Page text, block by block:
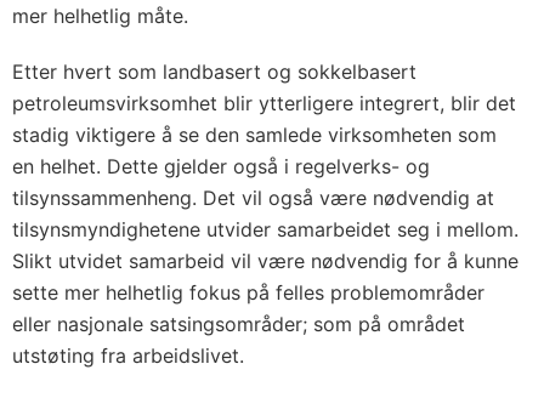
mer helhetlig måte.
Etter hvert som landbasert og sokkelbasert
petroleumsvirksomhet blir ytterligere integrert, blir det
stadig viktigere å se den samlede virksomheten som
en helhet. Dette gjelder også i regelverks- og
tilsynssammenheng. Det vil også være nødvendig at
tilsynsmyndighetene utvider samarbeidet seg i mellom.
Slikt utvidet samarbeid vil være nødvendig for å kunne
sette mer helhetlig fokus på felles problemområder
eller nasjonale satsingsområder; som på området
utstøting fra arbeidslivet.